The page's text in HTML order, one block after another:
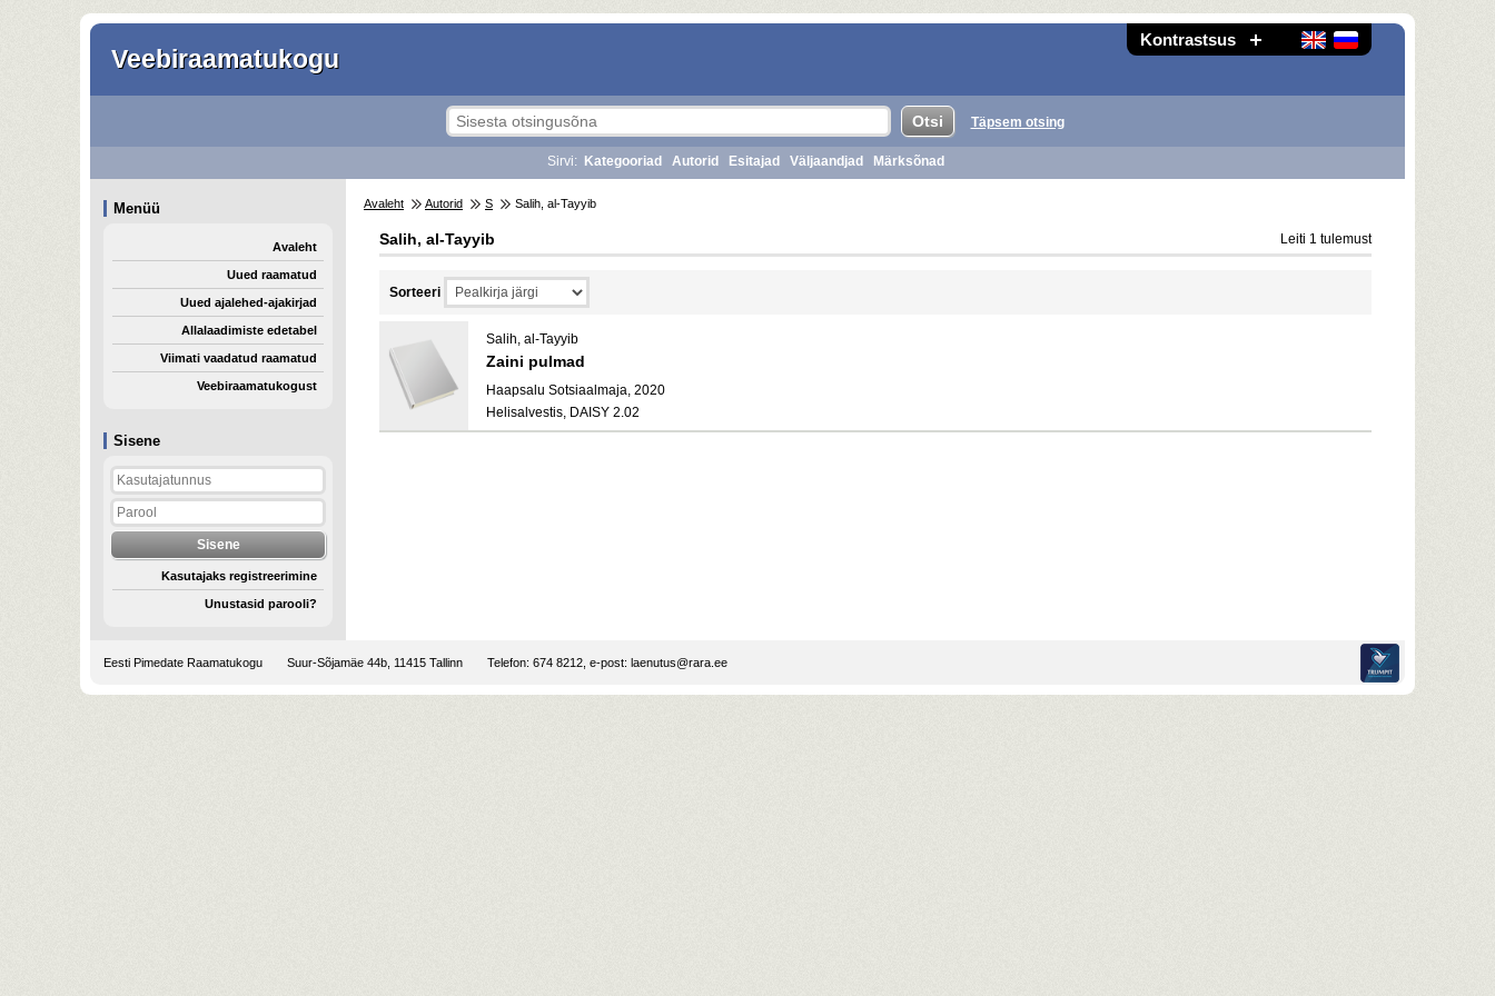
Kontrastsus
Veebiraamatukogu
Sisene
Kasutajaks registreerimine
Unustasid parooli?
Täpsem otsing
Sirvi: Kategooriad Autorid Esitajad Väljaandjad Märksõnad
Menüü
Avaleht
Uued raamatud
Uued ajalehed-ajakirjad
Allalaadimiste edetabel
Viimati vaadatud raamatud
Veebiraamatukogust
Avaleht Autorid S Salih, al-Tayyib
Salih, al-Tayyib Leiti 1 tulemust
Sorteeri
Salih, al-Tayyib
Zaini pulmad
Haapsalu Sotsiaalmaja, 2020
Helisalvestis, DAISY 2.02
Eesti Pimedate Raamatukogu Suur-Sõjamäe 44b, 11415 Tallinn Telefon: 674 8212, e-post: laenutus@rara.ee